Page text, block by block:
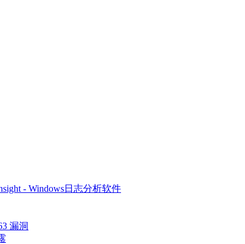
- Windows日志分析软件
漏洞